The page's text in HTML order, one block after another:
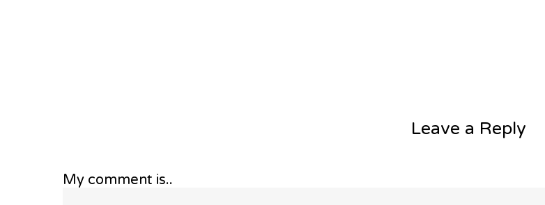
Leave a Reply
My comment is..